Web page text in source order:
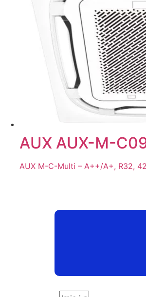
AUX AUX-M-
AUX M-C-Multi – A++/A+, R32,